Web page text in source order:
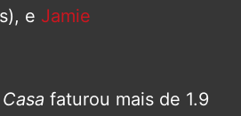
e Jamie
faturou mais de 1.9